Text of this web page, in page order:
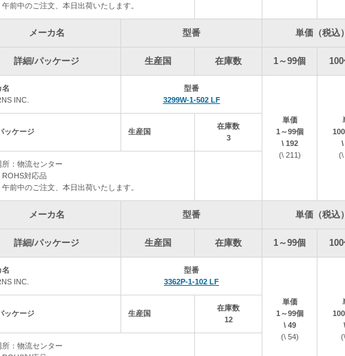
年 3月30日 自社の在庫データを更新しました。
年 3月23日 自社の在庫データを更新しました。
年 3月 9日 自社の在庫データを更新しました。
年 2月16日 自社の在庫データを更新しました。
の期間中、棚卸しのため出荷が停止となります。
年3月4日（水）より通常業務となります。
前の最終出荷受付日が2月12日(木) 12時までとなります。
年 2月 9日 自社の在庫データを更新しました。
年 2月 2日 自社の在庫データを更新しました。
前中のご注文、本日出荷いたします。
メーカ名 型番
単価（税込）
詳細/パッケージ
生産国 在庫数 1～99個
名
INC.
型番
3299W-1-502 LF
単価
1～99個
\ 192
(\ 211)
\
(\
ッケージ 生産国
在庫数
3
所：物流センター
ROHS対応品
前中のご注文、本日出荷いたします。
メーカ名 型番
単価（税込）
詳細/パッケージ
生産国 在庫数 1～99個
名
INC.
型番
3362P-1-102 LF
単価
1～99個
\ 49
(\ 54)
ッケージ 生産国
在庫数
12
所：物流センター